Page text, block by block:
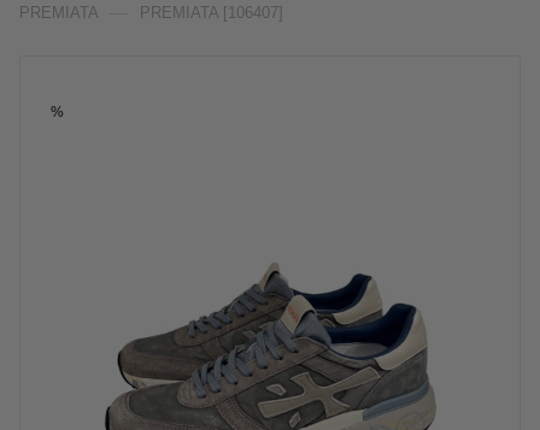
PREMIATA PREMIATA [106407]
%